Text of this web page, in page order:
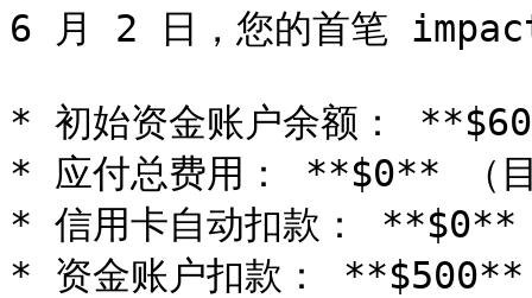
6 月 2 日，您的首笔
* 初始资金账户余额：
* 应付总费用： **$0** （目
* 信用卡自动扣款： **$0**
* 资金账户扣款： **$500**